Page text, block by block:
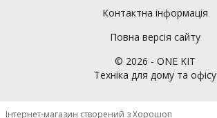
Контактна інформація
Повна версія сайту
© 2026 - ONE KIT
Техніка для дому та офісу
Інтернет-магазин створений з Хорошоп